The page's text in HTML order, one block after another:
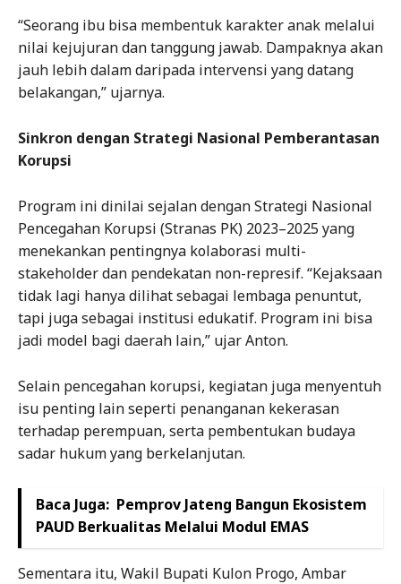
“Seorang ibu bisa membentuk karakter anak melalui
nilai kejujuran dan tanggung jawab. Dampaknya akan
jauh lebih dalam daripada intervensi yang datang
belakangan,” ujarnya.
Sinkron dengan Strategi Nasional Pemberantasan
Korupsi
Program ini dinilai sejalan dengan Strategi Nasional
Pencegahan Korupsi (Stranas PK) 2023–2025 yang
menekankan pentingnya kolaborasi multi-
stakeholder dan pendekatan non-represif. “Kejaksaan
tidak lagi hanya dilihat sebagai lembaga penuntut,
tapi juga sebagai institusi edukatif. Program ini bisa
jadi model bagi daerah lain,” ujar Anton.
Selain pencegahan korupsi, kegiatan juga menyentuh
isu penting lain seperti penanganan kekerasan
terhadap perempuan, serta pembentukan budaya
sadar hukum yang berkelanjutan.
Baca Juga: Pemprov Jateng Bangun Ekosistem
PAUD Berkualitas Melalui Modul EMAS
Sementara itu, Wakil Bupati Kulon Progo, Ambar